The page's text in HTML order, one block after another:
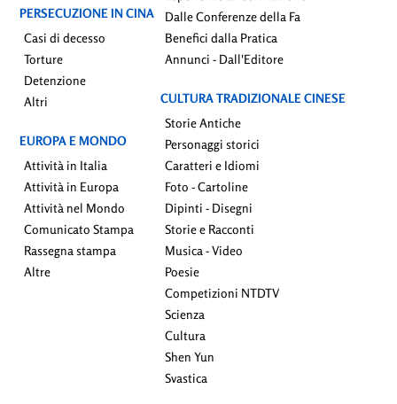
PERSECUZIONE IN CINA
Casi di decesso
Torture
Detenzione
Altri
EUROPA E MONDO
Attività in Italia
Attività in Europa
Attività nel Mondo
Comunicato Stampa
Rassegna stampa
Altre
Dalle Conferenze della Fa
Benefici dalla Pratica
Annunci - Dall'Editore
CULTURA TRADIZIONALE CINESE
Storie Antiche
Personaggi storici
Caratteri e Idiomi
Foto - Cartoline
Dipinti - Disegni
Storie e Racconti
Musica - Video
Poesie
Competizioni NTDTV
Scienza
Cultura
Shen Yun
Svastica